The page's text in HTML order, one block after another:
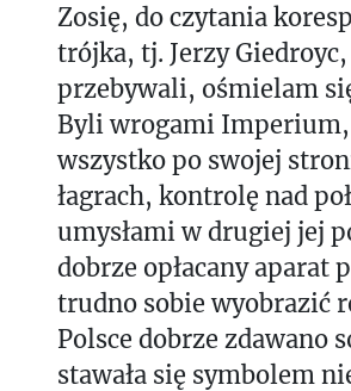
Zosię, do czytania
trójka, tj. Jerzy
przebywali, ośmielam
Byli wrogami
wszystko po swojej
łagrach, kontrolę nad
umysłami w drugiej jej
dobrze opłacany
trudno sobie wyobrazić
Polsce dobrze zdawano
stawała się symbolem